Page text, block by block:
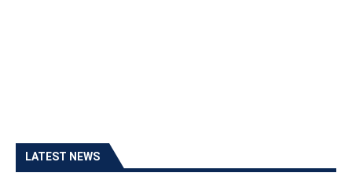
LATEST NEWS